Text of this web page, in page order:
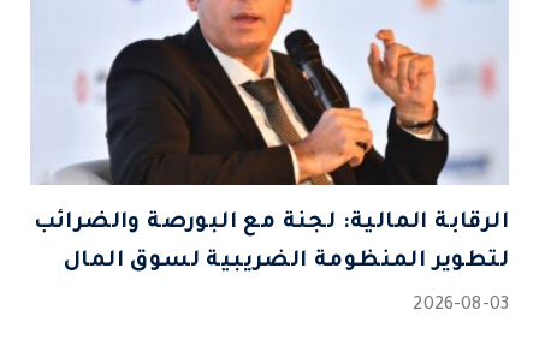
الرقابة المالية: لجنة مع البورصة والضرائب
لتطوير المنظومة الضريبية لسوق المال
2026-08-03